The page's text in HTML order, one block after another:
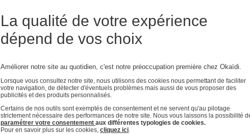
La qualité de votre expérience
dépend de vos choix
Améliorer notre site au quotidien, c'est notre préoccupation première chez Okaïdi.
Lorsque vous consultez notre site, nous utilisons des cookies nous permettant de faciliter
votre navigation, de détecter d'éventuels problèmes mais aussi de vous proposer des
publicités et des produits personnalisés.
Certains de nos outils sont exemptés de consentement et ne servent qu'au pilotage
strictement nécessaire des performances de notre site. Nous vous laissons la possibilité
paramétrer votre consentement aux différentes typologies de cookies.
Pour en savoir plus sur les cookies, cliquez ici.